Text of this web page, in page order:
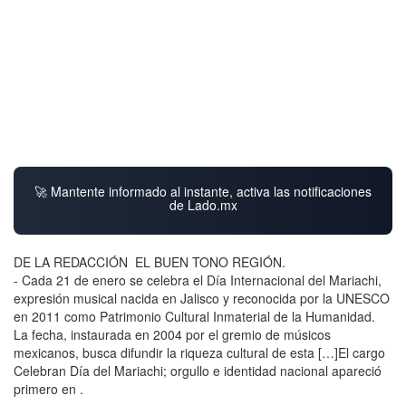
🚀 Mantente informado al instante, activa las notificaciones
de Lado.mx
DE LA REDACCIÓN EL BUEN TONO REGIÓN.
- Cada 21 de enero se celebra el Día Internacional del Mariachi,
expresión musical nacida en Jalisco y reconocida por la UNESCO
en 2011 como Patrimonio Cultural Inmaterial de la Humanidad.
La fecha, instaurada en 2004 por el gremio de músicos
mexicanos, busca difundir la riqueza cultural de esta […]El cargo
Celebran Día del Mariachi; orgullo e identidad nacional apareció
primero en .